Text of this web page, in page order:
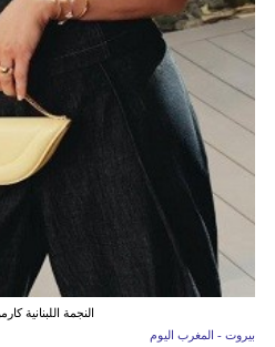
النجمة اللبنانية
بيروت - المغرب اليوم